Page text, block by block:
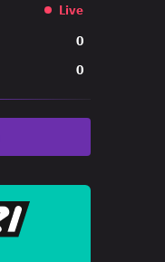
Live
0
0